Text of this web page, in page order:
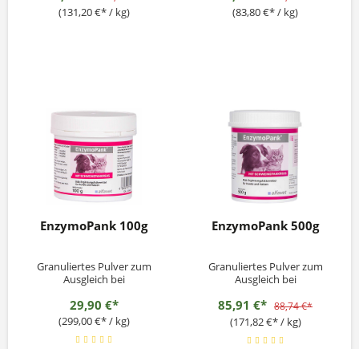
(131,20 €* / kg) (83,80 €* / kg)
EnzymoPank 100g
Granuliertes Pulver zum
Ausgleich bei
29,90 €*
(299,00 €* / kg)
EnzymoPank 500g
Granuliertes Pulver zum
Ausgleich bei
85,91 €* 88,74 €*
(171,82 €* / kg)